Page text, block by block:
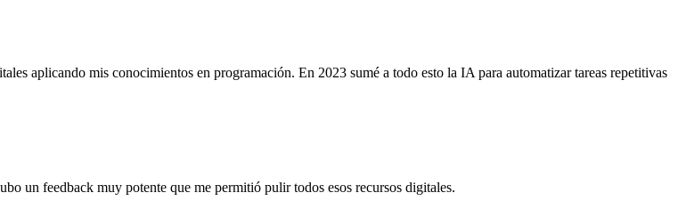
aplicando mis conocimientos en programación. En 2023 sumé a todo esto la IA para automatizar tareas repetitivas
un feedback muy potente que me permitió pulir todos esos recursos digitales.